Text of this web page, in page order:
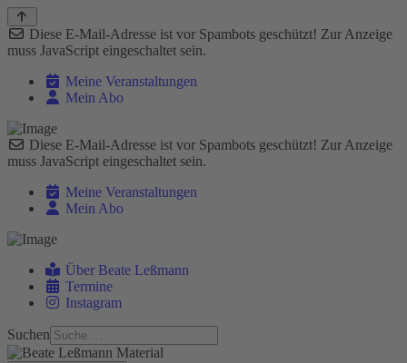
Diese E-Mail-Adresse ist vor Spambots geschützt! Zur Anzeige
muss JavaScript eingeschaltet sein.
Meine Veranstaltungen
Mein Abo
Diese E-Mail-Adresse ist vor Spambots geschützt! Zur Anzeige
muss JavaScript eingeschaltet sein.
Meine Veranstaltungen
Mein Abo
Über Beate Leßmann
Termine
Instagram
Suchen